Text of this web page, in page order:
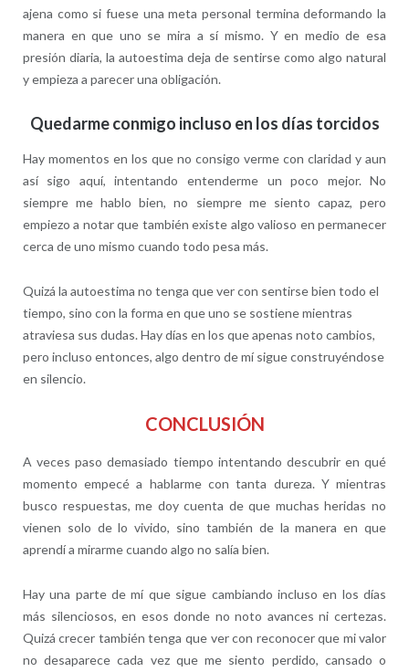
ajena como si fuese una meta personal termina deformando la
manera en que uno se mira a sí mismo. Y en medio de esa
presión diaria, la autoestima deja de sentirse como algo natural
y empieza a parecer una obligación.
Quedarme conmigo incluso en los días torcidos
Hay momentos en los que no consigo verme con claridad y aun
así sigo aquí, intentando entenderme un poco mejor. No
siempre me hablo bien, no siempre me siento capaz, pero
empiezo a notar que también existe algo valioso en permanecer
cerca de uno mismo cuando todo pesa más.
Quizá la autoestima no tenga que ver con sentirse bien todo el
tiempo, sino con la forma en que uno se sostiene mientras
atraviesa sus dudas. Hay días en los que apenas noto cambios,
pero incluso entonces, algo dentro de mí sigue construyéndose
en silencio.
CONCLUSIÓN
A veces paso demasiado tiempo intentando descubrir en qué
momento empecé a hablarme con tanta dureza. Y mientras
busco respuestas, me doy cuenta de que muchas heridas no
vienen solo de lo vivido, sino también de la manera en que
aprendí a mirarme cuando algo no salía bien.
Hay una parte de mí que sigue cambiando incluso en los días
más silenciosos, en esos donde no noto avances ni certezas.
Quizá crecer también tenga que ver con reconocer que mi valor
no desaparece cada vez que me siento perdido, cansado o